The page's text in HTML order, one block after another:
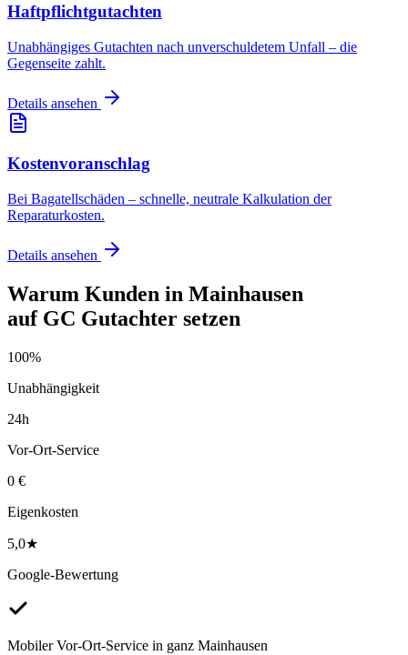
Haftpflichtgutachten
Unabhängiges Gutachten nach unverschuldetem Unfall – die
Gegenseite zahlt.
Details ansehen
Kostenvoranschlag
Bei Bagatellschäden – schnelle, neutrale Kalkulation der
Reparaturkosten.
Details ansehen
Warum Kunden in Mainhausen
auf GC Gutachter setzen
100%
Unabhängigkeit
24h
Vor-Ort-Service
0 €
Eigenkosten
5,0★
Google-Bewertung
Mobiler Vor-Ort-Service in ganz Mainhausen